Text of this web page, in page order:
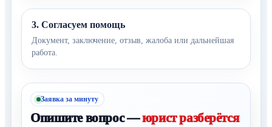
3. Согласуем помощь
Документ, заключение, отзыв, жалоба или дальнейшая
работа.
Заявка за минуту
Опишите вопрос —юрист разберётся